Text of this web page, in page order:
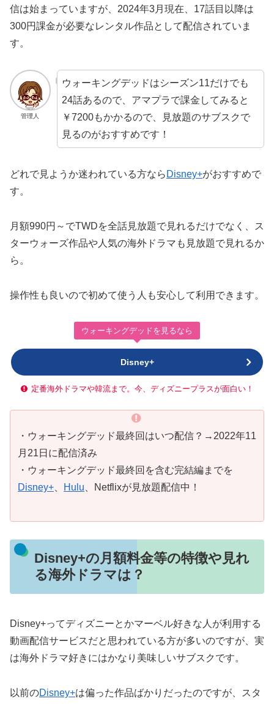
信は始まっていますが、2024年3月現在、17話目以降は
300円課金が必要なレンタル作品として配信されていま
す。
管理人
ウォーキングデッドはシーズン11だけでも
24話あるので、アマプラで課金してみると
￥7200もかかるので、見放題のサブスクで
見るのがおすすめです！
どれで見ようか迷われている方なら Disney+がおすすめで
す。
月額990円～でTWDを全話見放題で見れるだけでなく、ス
ターウォーズ作品や人気の海外ドラマも見放題で見れるか
ら。
操作性も良いので初めて使う人も安心して利用できます。
ウォーキングデッドを見るなら
Disney+
定番海外ドラマや韓流まで。今、ディズニープラスが面白い！
・ウォーキングデッド最終回はいつ配信？→2022年11
月21日に配信済み
・ウォーキングデッド最終回を含む完結編までを
Disney+
Hulu 、Netflixが見放題配信中！
Disney+の月額料金等の特徴や見れ
る海外ドラマは？
Disney+ってディズニーとかマーベル好きな人が利用する
動画配信サービスだと思われている方が多いのですが、実
は海外ドラマ好きにはかなり美味しいサブスクです。
以前のDisney+は偏った作品ばかりだったのですが、スタ